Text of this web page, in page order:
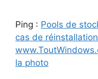
Ping : Pools de
cas de
la photo